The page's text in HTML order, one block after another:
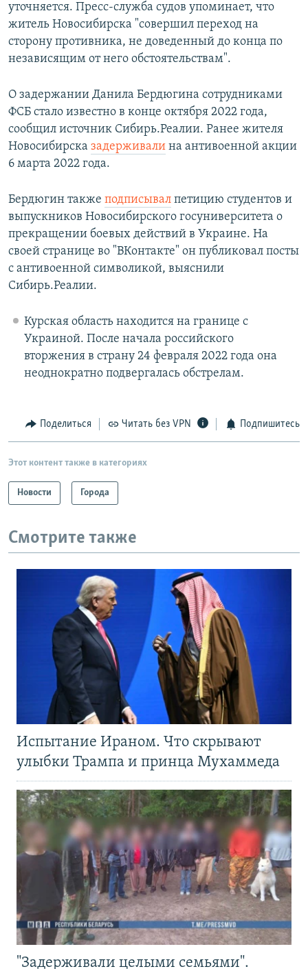
уточняется. Пресс-служба судов упоминает, что
житель Новосибирска "совершил переход на
сторону противника, не доведенный до конца по
независящим от него обстоятельствам".
О задержании Данила Бердюгина сотрудниками
ФСБ стало известно в конце октября 2022 года,
сообщил источник Сибирь.Реалии. Ранее жителя
Новосибирска задерживали на антивоенной акции
6 марта 2022 года.
Бердюгин также подписывал петицию студентов и
выпускников Новосибирского госуниверситета о
прекращении боевых действий в Украине. На
своей странице во "ВКонтакте" он публиковал посты
с антивоенной символикой, выяснили
Сибирь.Реалии.
Курская область находится на границе с
Украиной. После начала российского
вторжения в страну 24 февраля 2022 года она
неоднократно подвергалась обстрелам.
Поделиться Читать без VPN Подпишитесь
Этот контент также в категориях
Новости Города
Смотрите также
Испытание Ираном. Что скрывают
улыбки Трампа и принца Мухаммеда
"Задерживали целыми семьями".